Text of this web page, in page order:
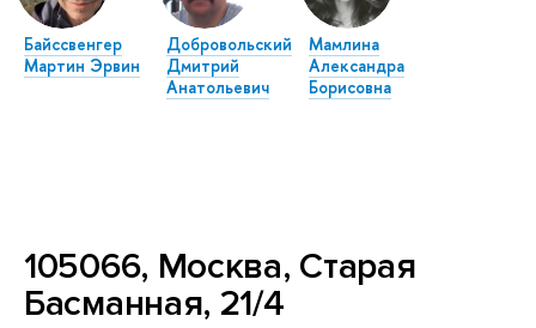
Байссвенгер
Мартин Эрвин
Добровольский
Дмитрий
Анатольевич
Мамлина
Александра
Борисовна
105066, Москва, Старая
Басманная, 21/4